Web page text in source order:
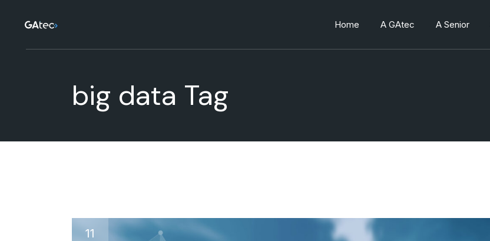
content
Home A GAtec A Senior
big data Tag
11